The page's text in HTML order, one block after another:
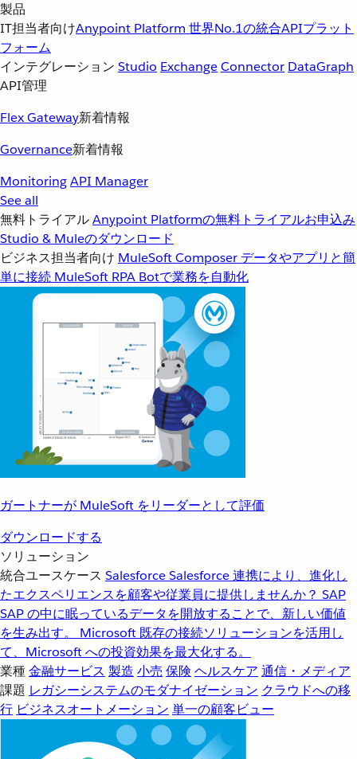
製品
IT担当者向けAnypoint Platform 世界No.1の統合APIプラット
フォーム
インテグレーション Studio ExchangeConnector DataGraph
API管理
Flex Gateway新着情報
Governance新着情報
MonitoringAPI Manager
See all
無料トライアルAnypoint Platformの無料トライアルお申込み
Studio & Muleのダウンロード
ビジネス担当者向け MuleSoft Composer データやアプリと簡
単に接続 MuleSoft RPA Botで業務を自動化
ガートナーが MuleSoft をリーダーとして評価
ダウンロードする
ソリューション
統合ユースケース SalesforceSalesforce 連携により、進化し
たエクスペリエンスを顧客や従業員に提供しませんか？ SAP
SAP の中に眠っているデータを開放することで、新しい価値
を生み出す。
Microsoft 既存の接続ソリューションを活用し
て、Microsoft への投資効果を最大化する。
業種金融サービス 製造 小売 保険 ヘルスケア 通信・メディア
課題 レガシーシステムのモダナイゼーション クラウドへの移
行 ビジネスオートメーション 単一の顧客ビュー